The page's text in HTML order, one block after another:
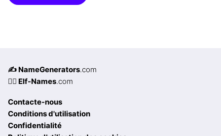
✍️ NameGenerators.com
🧝‍♀️ Elf-Names.com
Contacte-nous
Conditions d'utilisation
Confidentialité